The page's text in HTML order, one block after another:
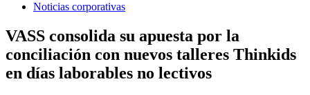
Noticias corporativas
VASS consolida su apuesta por la
conciliación con nuevos talleres Thinkids
en días laborables no lectivos